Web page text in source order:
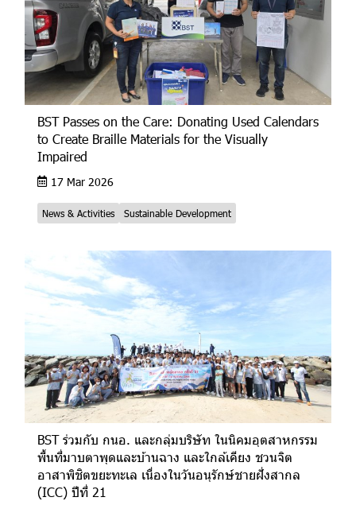
BST Passes on the Care: Donating Used Calendars
to Create Braille Materials for the Visually
Impaired
17 Mar 2026
News & Activities Sustainable Development
BST ร่วมกับ กนอ. และกลุ่มบริษัท ในนิคมอุตสาหกรรม
พื้นที่มาบตาพุดและบ้านฉาง และใกล้เคียง ชวนจิต
อาสาพิชิตขยะทะเล เนื่องในวันอนุรักษ์ชายฝั่งสากล
(ICC) ปีที่ 21